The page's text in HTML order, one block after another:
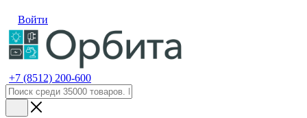
Войти
+7 (8512) 200-600